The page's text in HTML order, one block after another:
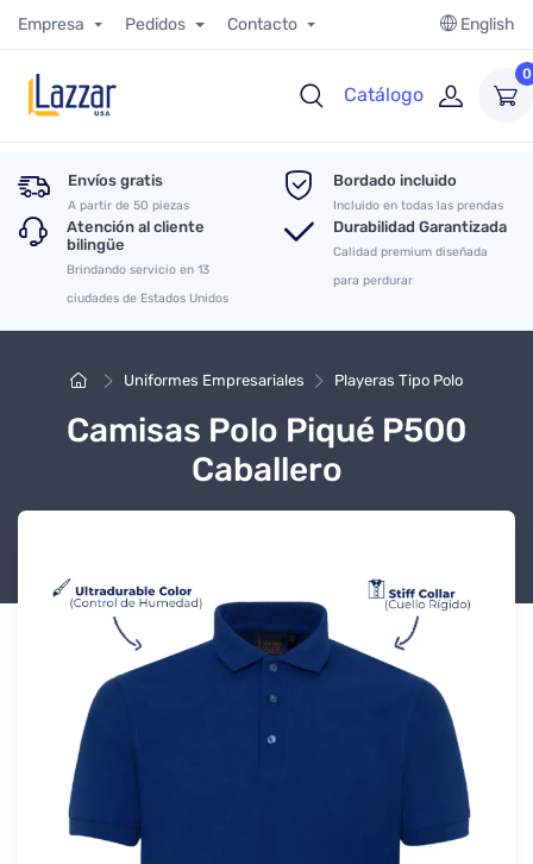
Empresa Pedidos Contacto English
Catálogo
0
Envíos gratis
A partir de 50 piezas
Bordado incluido
Incluido en todas las prendas
Atención al cliente
bilingüe
Brindando servicio en 13
ciudades de Estados Unidos
Durabilidad Garantizada
Calidad premium diseñada
para perdurar
Uniformes Empresariales Playeras Tipo Polo
Camisas Polo Piqué P500
Caballero